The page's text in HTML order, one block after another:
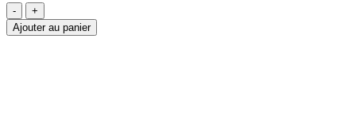
quantité
de
Arbre
Ajouter au panier